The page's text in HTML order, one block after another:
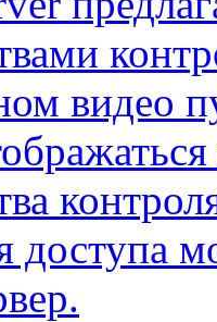
видео
доступа